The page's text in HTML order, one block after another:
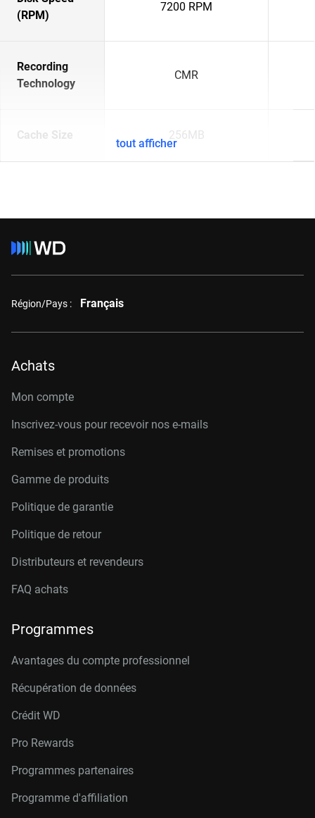
(RPM)
7200 RPM
Recording
Technology
CMR
Cache Size 256MB
tout afficher
Région/Pays : Français
Achats
Mon compte
Inscrivez-vous pour recevoir nos e-mails
Remises et promotions
Gamme de produits
Politique de garantie
Politique de retour
Distributeurs et revendeurs
FAQ achats
Programmes
Avantages du compte professionnel
Récupération de données
Crédit WD
Pro Rewards
Programmes partenaires
Programme d'affiliation